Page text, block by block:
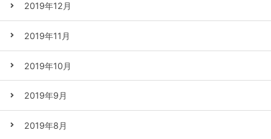
2019年12月
2019年11月
2019年10月
2019年9月
2019年8月